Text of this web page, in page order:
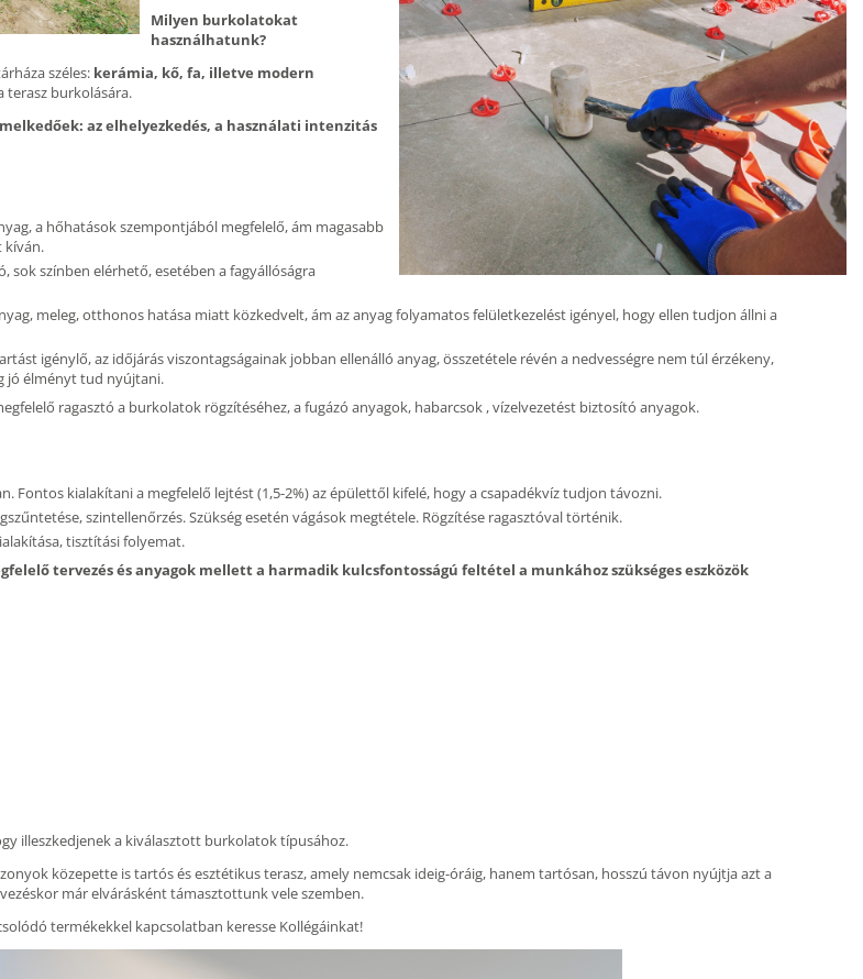
Milyen burkolatokat
használhatunk?
széles: kerámia, kő, fa, illetve modern
terasz burkolására.
az elhelyezkedés, a használati intenzitás
a hőhatások szempontjából megfelelő, ám magasabb
kíván.
sok színben elérhető, esetében a fagyállóságra
meleg, otthonos hatása miatt közkedvelt, ám az anyag folyamatos felületkezelést igényel, hogy ellen tudjon állni a
igénylő, az időjárás viszontagságainak jobban ellenálló anyag, összetétele révén a nedvességre nem túl érzékeny,
jó élményt tud nyújtani.
ragasztó a burkolatok rögzítéséhez, a fugázó anyagok, habarcsok , vízelvezetést biztosító anyagok.
Fontos kialakítani a megfelelő lejtést (1,5-2%) az épülettől kifelé, hogy a csapadékvíz tudjon távozni.
szintellenőrzés. Szükség esetén vágások megtétele. Rögzítése ragasztóval történik.
tisztítási folyemat.
tervezés és anyagok mellett a harmadik kulcsfontosságú feltétel a munkához szükséges eszközök
illeszkedjenek a kiválasztott burkolatok típusához.
közepette is tartós és esztétikus terasz, amely nemcsak ideig-óráig, hanem tartósan, hosszú távon nyújtja azt a
már elvárásként támasztottunk vele szemben.
termékekkel kapcsolatban keresse Kollégáinkat!